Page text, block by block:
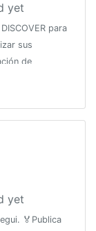
yet
para
sus
de
yet
🏅Publica